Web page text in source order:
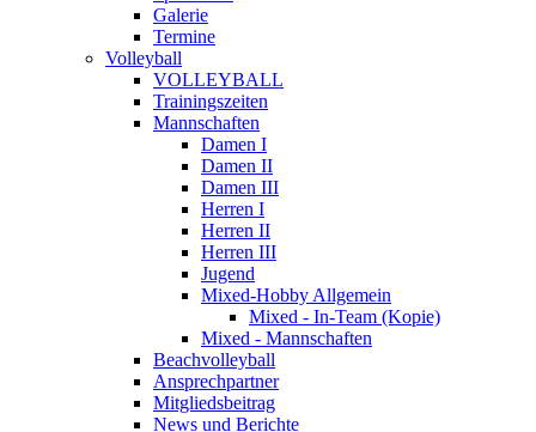
Galerie
Termine
Volleyball
VOLLEYBALL
Trainingszeiten
Mannschaften
Damen I
Damen II
Damen III
Herren I
Herren II
Herren III
Jugend
Mixed-Hobby Allgemein
Mixed - In-Team (Kopie)
Mixed - Mannschaften
Beachvolleyball
Ansprechpartner
Mitgliedsbeitrag
News und Berichte